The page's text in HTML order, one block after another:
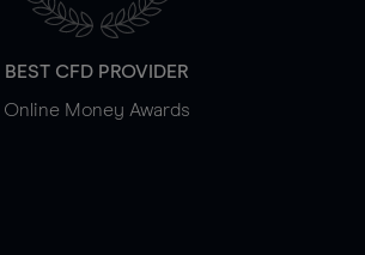
BEST CFD PROVIDER
Online Money Awards